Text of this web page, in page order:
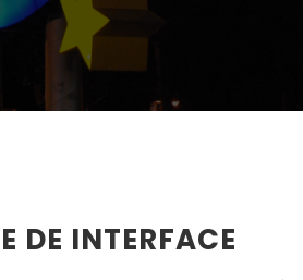
DE INTERFACE